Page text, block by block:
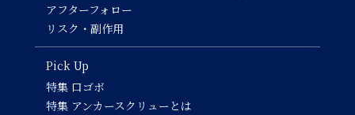
アフターフォロー
リスク・副作用
Pick Up
特集 口ゴボ
特集 アンカースクリューとは